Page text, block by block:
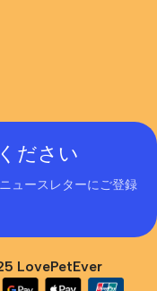
ださい
ュースレターにご登録
LovePetEver